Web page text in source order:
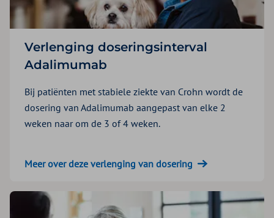
Verlenging doseringsinterval
Adalimumab
Bij patiënten met stabiele ziekte van Crohn wordt de
dosering van Adalimumab aangepast van elke 2
weken naar om de 3 of 4 weken.
Meer over deze verlenging van dosering